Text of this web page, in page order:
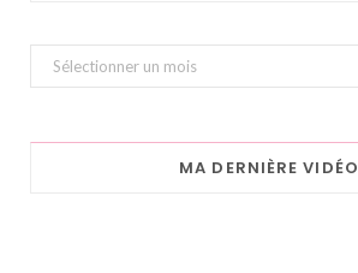
Archives
MA DERNIÈRE VIDÉO